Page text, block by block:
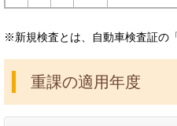
※新規検査とは、自動車検査証の
重課の適用年度